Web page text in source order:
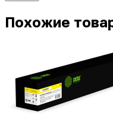
Похожие